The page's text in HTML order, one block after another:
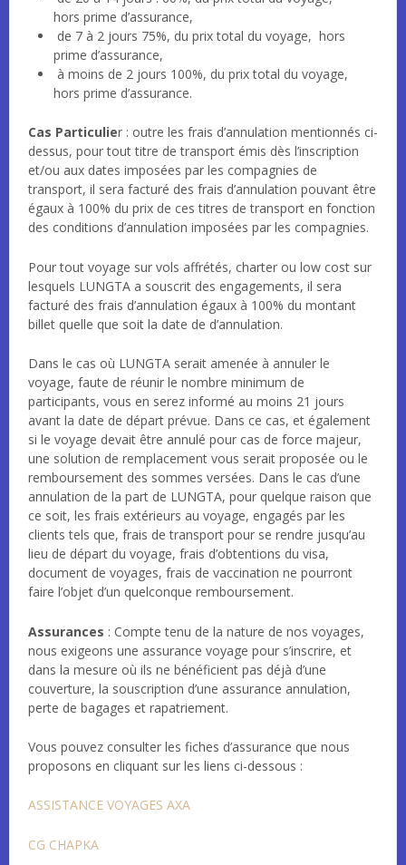
hors prime d’assurance,
de 7 à 2 jours 75%, du prix total du voyage, hors
prime d’assurance,
à moins de 2 jours 100%, du prix total du voyage,
hors prime d’assurance.
Cas Particulier : outre les frais d’annulation mentionnés ci-
dessus, pour tout titre de transport émis dès l’inscription
et/ou aux dates imposées par les compagnies de
transport, il sera facturé des frais d’annulation pouvant être
égaux à 100% du prix de ces titres de transport en fonction
des conditions d’annulation imposées par les compagnies.
Pour tout voyage sur vols affrétés, charter ou low cost sur
lesquels LUNGTA a souscrit des engagements, il sera
facturé des frais d’annulation égaux à 100% du montant
billet quelle que soit la date de d’annulation.
Dans le cas où LUNGTA serait amenée à annuler le
voyage, faute de réunir le nombre minimum de
participants, vous en serez informé au moins 21 jours
avant la date de départ prévue. Dans ce cas, et également
si le voyage devait être annulé pour cas de force majeur,
une solution de remplacement vous serait proposée ou le
remboursement des sommes versées. Dans le cas d’une
annulation de la part de LUNGTA, pour quelque raison que
ce soit, les frais extérieurs au voyage, engagés par les
clients tels que, frais de transport pour se rendre jusqu’au
lieu de départ du voyage, frais d’obtentions du visa,
document de voyages, frais de vaccination ne pourront
faire l’objet d’un quelconque remboursement.
Assurances : Compte tenu de la nature de nos voyages,
nous exigeons une assurance voyage pour s’inscrire, et
dans la mesure où ils ne bénéficient pas déjà d’une
couverture, la souscription d’une assurance annulation,
perte de bagages et rapatriement.
Vous pouvez consulter les fiches d’assurance que nous
proposons en cliquant sur les liens ci-dessous :
ASSISTANCE VOYAGES AXA
CG CHAPKA